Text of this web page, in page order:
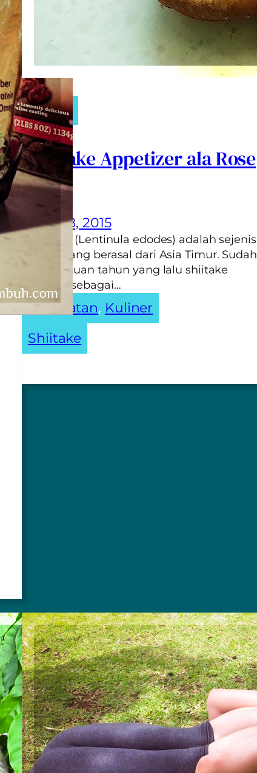
Author:
Rose Chen
Shiitake Appetizer ala Rose
Chen
April 18, 2015
Shiitake (Lentinula edodes) adalah sejenis
jamur yang berasal dari Asia Timur. Sudah
sejak ribuan tahun yang lalu shiitake
dikenal sebagai…
Kesehatan, Kuliner
Shiitake